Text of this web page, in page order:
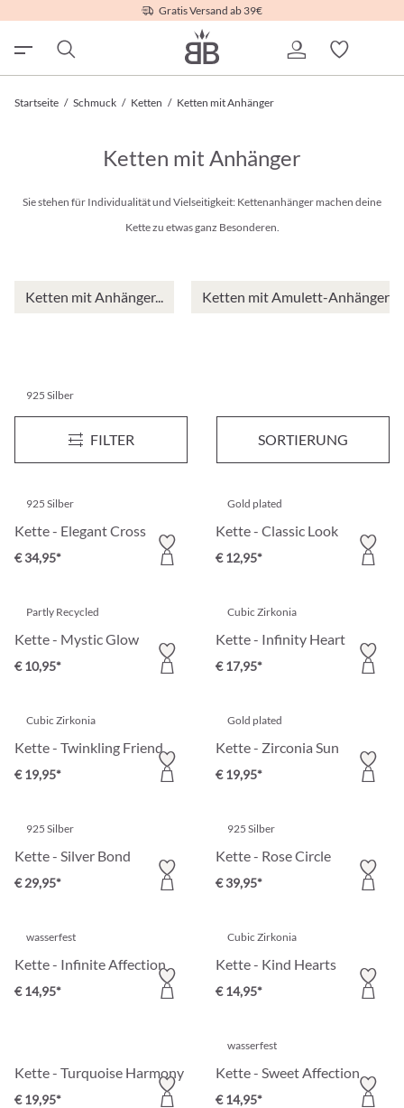
Gratis Versand ab 39€
Startseite / Schmuck / Ketten / Ketten mit Anhänger
Ketten mit Anhänger
Sie stehen für Individualität und Vielseitigkeit: Kettenanhänger machen deine
Kette zu etwas ganz Besonderen.
Ketten mit Anhänger... Ketten mit Amulett-Anhänger
FILTER SORTIERUNG
925 Silber
Kette - Cross of Silver Kette - Triple Glam
€ 17,95*
925 Silber
Kette - Elegant Cross
€ 34,95*
Gold plated
Kette - Classic Look
€ 12,95*
Partly Recycled
Kette - Mystic Glow
€ 10,95*
Cubic Zirkonia
Kette - Infinity Heart
€ 17,95*
Cubic Zirkonia
Kette - Twinkling Friend
€ 19,95*
Gold plated
Kette - Zirconia Sun
€ 19,95*
925 Silber
Kette - Silver Bond
€ 29,95*
925 Silber
Kette - Rose Circle
€ 39,95*
wasserfest
Kette - Infinite Affection
€ 14,95*
Cubic Zirkonia
Kette - Kind Hearts
€ 14,95*
Kette - Turquoise Harmony
€ 19,95*
wasserfest
Kette - Sweet Affection
€ 14,95*